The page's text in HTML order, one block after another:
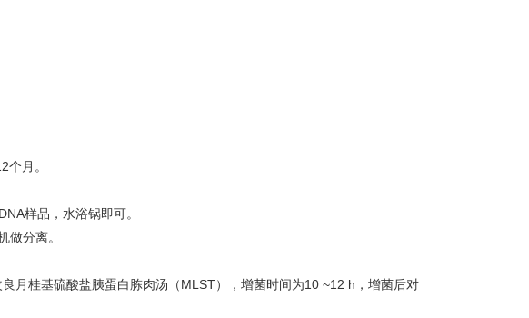
月。
样品，水浴锅即可。
分离。
桂基硫酸盐胰蛋白胨肉汤（MLST），增菌时间为10 ~12 h，增菌后对